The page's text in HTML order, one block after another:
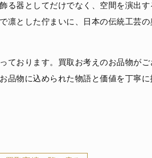
る器としてだけでなく、空間を演出す
凛とした佇まいに、日本の伝統工芸
ております。買取お考えのお品物が
品物に込められた物語と価値を丁寧